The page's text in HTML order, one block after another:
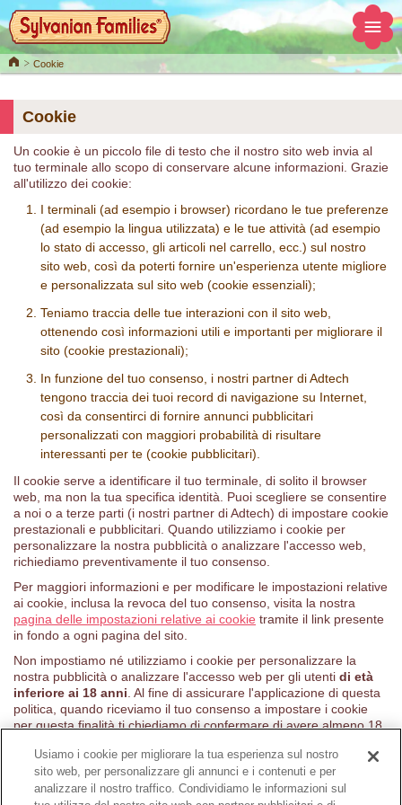
HomeCookie
Cookie
Un cookie è un piccolo file di testo che il nostro sito web invia al
tuo terminale allo scopo di conservare alcune informazioni. Grazie
all'utilizzo dei cookie:
I terminali (ad esempio i browser) ricordano le tue preferenze
(ad esempio la lingua utilizzata) e le tue attività (ad esempio
lo stato di accesso, gli articoli nel carrello, ecc.) sul nostro
sito web, così da poterti fornire un'esperienza utente migliore
e personalizzata sul sito web (cookie essenziali);
Teniamo traccia delle tue interazioni con il sito web,
ottenendo così informazioni utili e importanti per migliorare il
sito (cookie prestazionali);
In funzione del tuo consenso, i nostri partner di Adtech
tengono traccia dei tuoi record di navigazione su Internet,
così da consentirci di fornire annunci pubblicitari
personalizzati con maggiori probabilità di risultare
interessanti per te (cookie pubblicitari).
Il cookie serve a identificare il tuo terminale, di solito il browser
web, ma non la tua specifica identità. Puoi scegliere se consentire
a noi o a terze parti (i nostri partner di Adtech) di impostare cookie
prestazionali e pubblicitari. Quando utilizziamo i cookie per
personalizzare la nostra pubblicità o analizzare l'accesso web,
richiediamo preventivamente il tuo consenso.
Per maggiori informazioni e per modificare le impostazioni relative
ai cookie, inclusa la revoca del tuo consenso, visita la nostra
pagina delle impostazioni relative ai cookie tramite il link presente
in fondo a ogni pagina del sito.
Non impostiamo né utilizziamo i cookie per personalizzare la
nostra pubblicità o analizzare l'accesso web per gli utenti di età
inferiore ai 18 anni . Al fine di assicurare l'applicazione di questa
politica, quando riceviamo il tuo consenso a impostare i cookie
per questa finalità ti chiediamo di confermare di avere almeno 18
Usiamo i cookie per migliorare la tua esperienza sul nostro
sito web, per personalizzare gli annunci e i contenuti e per
analizzare il nostro traffico. Condividiamo le informazioni sul